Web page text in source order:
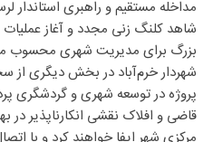
مداخله مستقیم و راهبری استاندار
شاهد کلنگ زنی مجدد و آغاز
بزرگ برای مدیریت شهری محسوب
شهردار خرم‌آباد در بخش دیگری از
پروژه در توسعه شهری و گردشگری
قاضی و افلاک نقشی انکارناپذیر در